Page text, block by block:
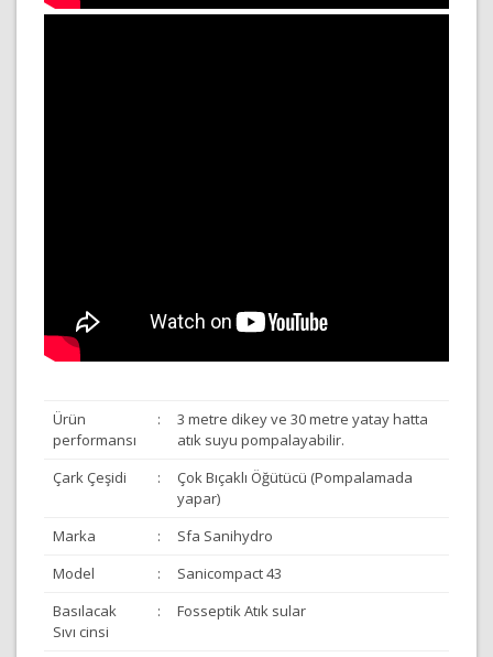
Ürün
performansı
:
3 metre dikey ve 30 metre yatay hatta
atık suyu pompalayabilir.
Çark Çeşidi
:
Çok Bıçaklı Öğütücü (Pompalamada
yapar)
Marka
:
Sfa Sanihydro
Model
:
Sanicompact 43
Basılacak
Sıvı cinsi
: Fosseptik Atık sular